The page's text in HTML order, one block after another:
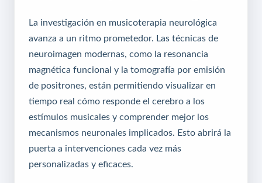
La investigación en musicoterapia neurológica
avanza a un ritmo prometedor. Las técnicas de
neuroimagen modernas, como la resonancia
magnética funcional y la tomografía por emisión
de positrones, están permitiendo visualizar en
tiempo real cómo responde el cerebro a los
estímulos musicales y comprender mejor los
mecanismos neuronales implicados. Esto abrirá la
puerta a intervenciones cada vez más
personalizadas y eficaces.